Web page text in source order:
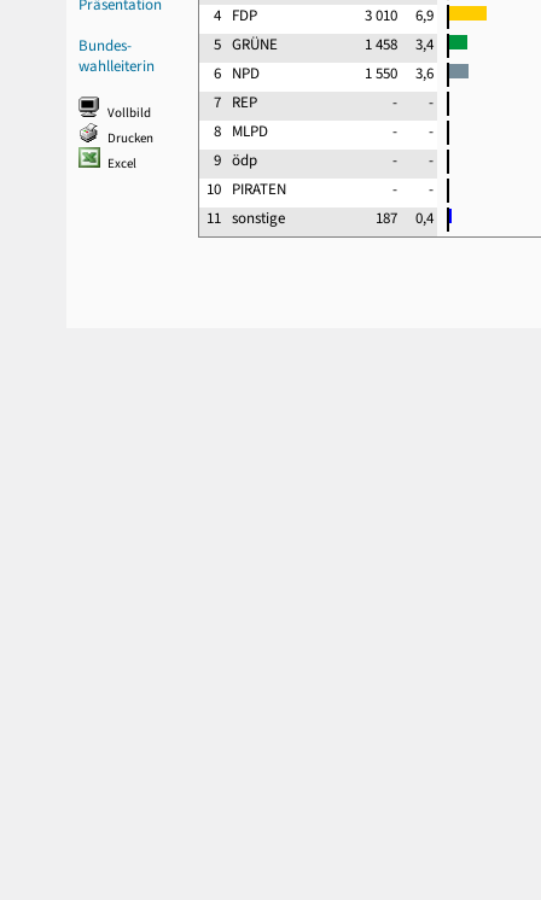
Präsentation
Bundes-
wahlleiterin
Vollbild
Drucken
Excel
4 FDP 3 010
6,9
5 GRÜNE 1 458
3,4
6 NPD 1 550
3,6
7 REP -
-
8 MLPD -
-
9 ödp -
-
10 PIRATEN -
-
11 sonstige 187 0,4